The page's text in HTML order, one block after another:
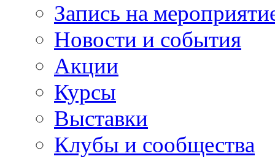
Запись на
Новости и события
Акции
Курсы
Выставки
Клубы и сообщества